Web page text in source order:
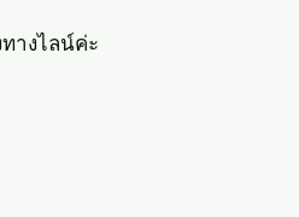
างไลน์ค่ะ